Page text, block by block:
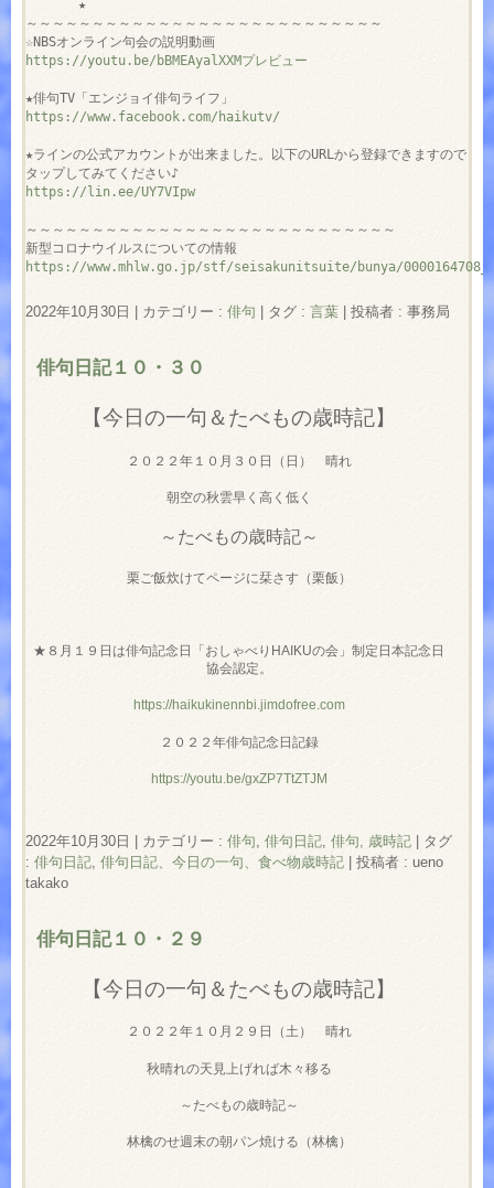
★
～～～～～～～～～～～～～～～～～～～～～～～～～～～
https://youtu.be/bBMEAyalXXMプレビュー
https://www.facebook.com/haikutv/
★ラインの公式アカウントが出来ました。以下のURLから登録できますので
https://lin.ee/UY7VIpw
～～～～～～～～～～～～～～～～～～～～～～～～～～～～
https://www.mhlw.go.jp/stf/seisakunitsuite/bunya/
2022年10月30日 カテゴリー : 俳句 タグ : 言葉 投稿者 : 事務局
俳句日記１０・３０
【今日の一句＆たべもの歳時記】
２０２２年１０月３０日（日） 晴れ
朝空の秋雲早く高く低く
～たべもの歳時記～
栗ご飯炊けてページに栞さす（栗飯）
★８月１９日は俳句記念日「おしゃべりHAIKUの会」制定日本記念日
協会認定。
https://haikukinennbi.jimdofree.com
２０２２年俳句記念日記録
https://youtu.be/gxZP7TtZTJM
2022年10月30日 | カテゴリー : 俳句 俳句日記 俳句, 歳時記 | タグ
: 俳句日記 俳句日記、今日の一句、食べ物歳時記 | 投稿者 : ueno
takako
俳句日記１０・２９
【今日の一句＆たべもの歳時記】
２０２２年１０月２９日（土） 晴れ
秋晴れの天見上げれば木々移る
～たべもの歳時記～
林檎のせ週末の朝パン焼ける（林檎）